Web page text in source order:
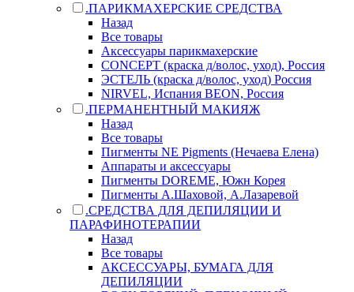
.ПАРИКМАХЕРСКИЕ СРЕДСТВА
Назад
Все товары
Аксессуары парикмахерские
CONCEPT (краска д/волос, уход), Россия
ЭСТЕЛЬ (краска д/волос, уход) Россия
NIRVEL, Испания BEON, Россия
.ПЕРМАНЕНТНЫЙ МАКИЯЖ
Назад
Все товары
Пигменты NE Pigments (Нечаева Елена)
Аппараты и аксессуары
Пигменты DOREME, Южн Корея
Пигменты А.Шаховой, А.Лазаревой
.СРЕДСТВА ДЛЯ ДЕПИЛЯЦИИ И
ПАРАФИНОТЕРАПИИ
Назад
Все товары
АКСЕССУАРЫ, БУМАГА ДЛЯ
ДЕПИЛЯЦИИ